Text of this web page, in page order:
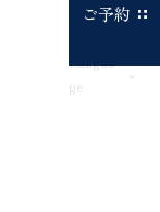
Langua
ge
ご予約